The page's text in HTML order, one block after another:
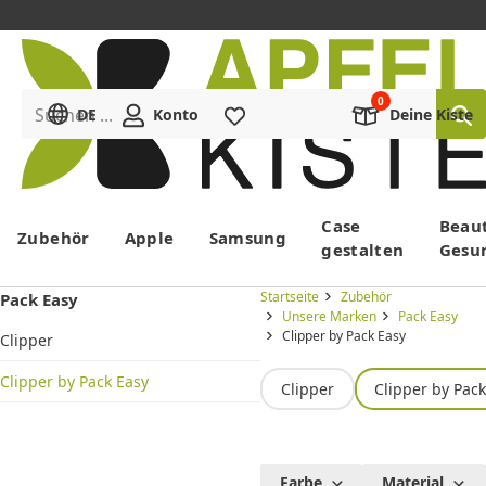
Menü
Suchen ...
DE Konto Deine Kiste
Zubehör Apple Samsung
Case
gestalten
Pack Easy
Clipper
Clipper by Pack Easy
Startseite
Zubehör
Unsere Marken
Pack Easy
Clipper by Pack Easy
Clipper Clipper by
Clipper by
Farbe
Material